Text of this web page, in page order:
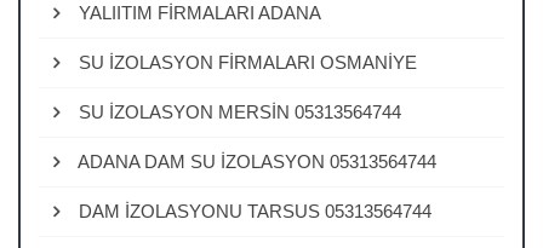
YALIITIM FİRMALARI ADANA
SU İZOLASYON FİRMALARI OSMANİYE
SU İZOLASYON MERSİN 05313564744
ADANA DAM SU İZOLASYON 05313564744
DAM İZOLASYONU TARSUS 05313564744